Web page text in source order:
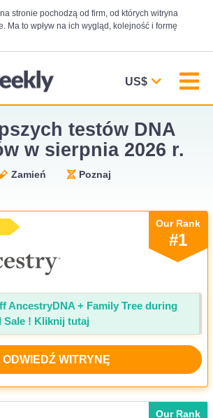
stronie pochodzą od firm, od których witryna
Ma to wpływ na ich wygląd, kolejność i formę
US$
testów DNA
w sierpnia 2026 r.
Zamień Poznaj
Our Rank
#1
AncestryDNA + Family Tree during
Sale ! Kliknij tutaj
ODWIEDŹ WITRYNĘ
Our Rank